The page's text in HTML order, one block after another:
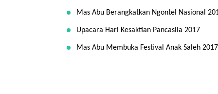
Mas Abu Berangkatkan Ngontel Nasional
Upacara Hari Kesaktian Pancasila 2017
Mas Abu Membuka Festival Anak Saleh 2017